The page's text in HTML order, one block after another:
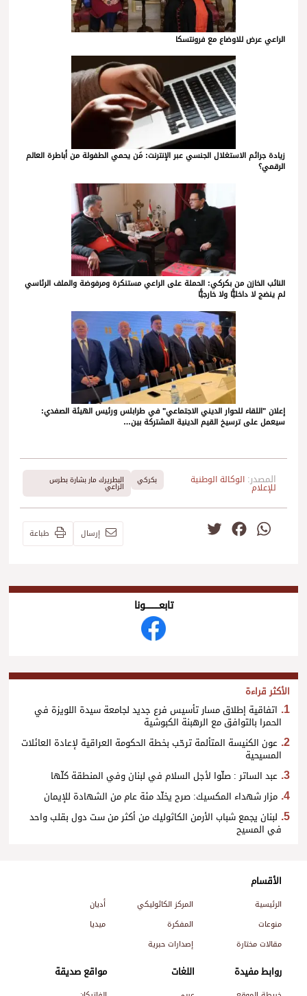
الراعي عرض للاوضاع مع فرونتسكا
زيادة جرائم الاستغلال الجنسي عبر الإنترنت: مَن يحمي الطفولة من أباطرة العالم
الرقمي؟
النائب الخازن من بكركي: الحملة على الراعي مستنكرة ومرفوضة والملف الرئاسي
لم ينضج لا داخليًّا ولا خارجيًّا
إعلان "اللقاء للحوار الديني الاجتماعي" في طرابلس ورئيس الهيئة الصفدي:
سيعمل على ترسيخ القيم الدينية المشتركة بين…
المصدر: الوكالة الوطنية
للإعلام
بكركي البطريرك مار بشارة بطرس
الراعي
WhatsApp
Facebook إرسال طباعة
تابعــــــــــونا
الأكثر قراءة
اتفاقية إطلاق مسار تأسيس فرع جديد لجامعة سيدة اللويزة في
الحمرا بالتوافق مع الرهبنة الكبوشية
عون الكنيسة المتألمة ترحّب بخطة الحكومة العراقية لإعادة العائلات
المسيحية
عبد الساتر : صلّوا لأجل السلام في لبنان وفي المنطقة كلّها
مزار شهداء المكسيك: صرح يخلّد مئة عام من الشهادة للإيمان
لبنان يجمع شباب الأرمن الكاثوليك من أكثر من ست دول بقلب واحد
في المسيح
الأقسام
الرئيسية المركز الكاثوليكي
أديان
منوعات
المفكرة
ميديا
مقالات مختارة
إصدارات حبرية
روابط مفيدة اللغات مواقع صديقة